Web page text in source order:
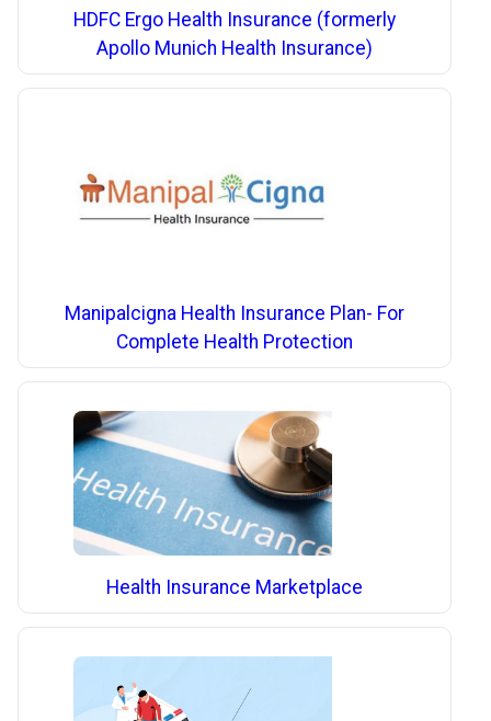
HDFC Ergo Health Insurance (formerly
Apollo Munich Health Insurance)
Manipalcigna Health Insurance Plan- For
Complete Health Protection
Health Insurance Marketplace